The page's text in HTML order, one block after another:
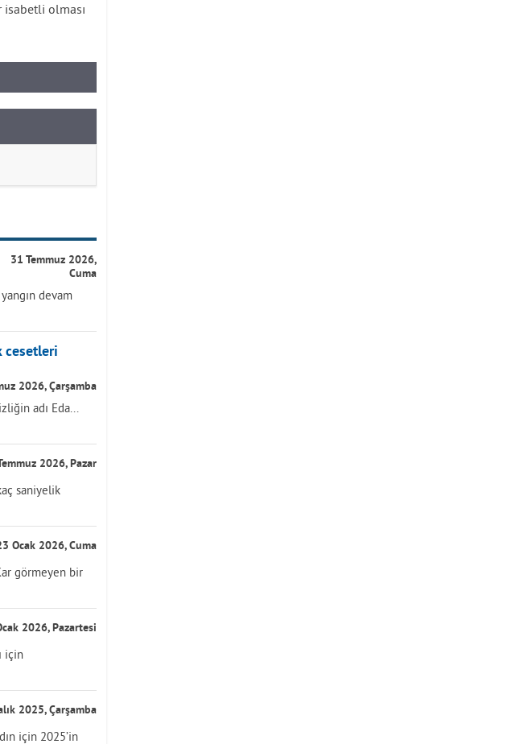
olması
31 Temmuz 2026,
Cuma
devam
cesetleri
2026, Çarşamba
adı Eda...
2026, Pazar
saniyelik
Ocak 2026, Cuma
görmeyen bir
2026, Pazartesi
için
2025, Çarşamba
için 2025’in